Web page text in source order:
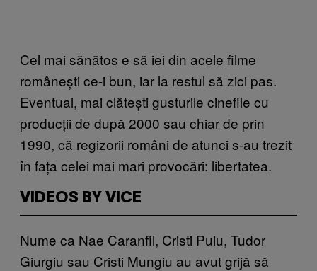
Cel mai sănătos e să iei din acele filme
românești ce-i bun, iar la restul să zici pas.
Eventual, mai clătești gusturile cinefile cu
producții de după 2000 sau chiar de prin
1990, că regizorii români de atunci s-au trezit
în fața celei mai mari provocări: libertatea.
VIDEOS BY VICE
Nume ca Nae Caranfil, Cristi Puiu, Tudor
Giurgiu sau Cristi Mungiu au avut grijă să